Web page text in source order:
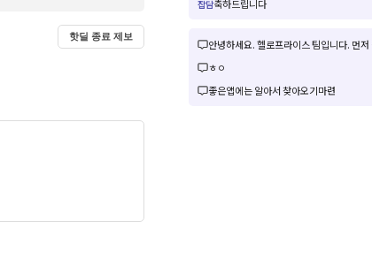
핫딜 종료 제보
잡담축하드립니다
ㅎㅇ
좋은앱에는 알아서 찾아오기마련